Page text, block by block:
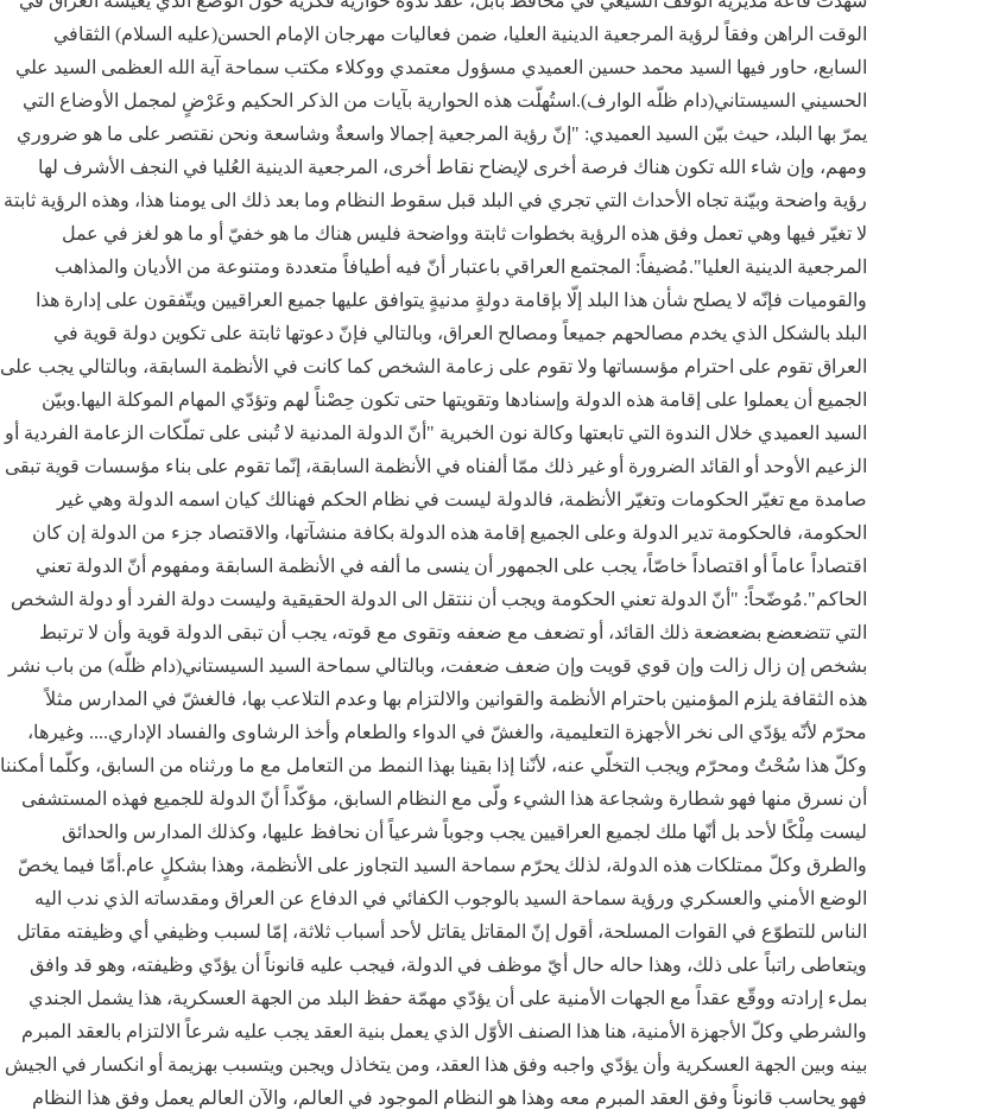
الوقت الراهن وفقاً لرؤية المرجعية الدينية العليا، ضمن فعاليات مهرجان الإمام الحسن(عليه السلام) الثقافي
السابع، حاور فيها السيد محمد حسين العميدي مسؤول معتمدي ووكلاء مكتب سماحة آية الله العظمى السيد علي
الحسيني السيستاني(دام ظلّه الوارف).استُهلّت هذه الحوارية بآيات من الذكر الحكيم وعَرْضٍ لمجمل الأوضاع التي
يمرّ بها البلد، حيث بيّن السيد العميدي: "إنّ رؤية المرجعية إجمالا واسعةٌ وشاسعة ونحن نقتصر على ما هو ضروري
ومهم، وإن شاء الله تكون هناك فرصة أخرى لإيضاح نقاط أخرى، المرجعية الدينية العُليا في النجف الأشرف لها
رؤية واضحة وبيّنة تجاه الأحداث التي تجري في البلد قبل سقوط النظام وما بعد ذلك الى يومنا هذا، وهذه الرؤية ثابتة
لا تغيّر فيها وهي تعمل وفق هذه الرؤية بخطوات ثابتة وواضحة فليس هناك ما هو خفيّ أو ما هو لغز في عمل
المرجعية الدينية العليا".مُضيفاً: المجتمع العراقي باعتبار أنّ فيه أطيافاً متعددة ومتنوعة من الأديان والمذاهب
والقوميات فإنّه لا يصلح شأن هذا البلد إلّا بإقامة دولةٍ مدنيةٍ يتوافق عليها جميع العراقيين ويتّفقون على إدارة هذا
البلد بالشكل الذي يخدم مصالحهم جميعاً ومصالح العراق، وبالتالي فإنّ دعوتها ثابتة على تكوين دولة قوية في
العراق تقوم على احترام مؤسساتها ولا تقوم على زعامة الشخص كما كانت في الأنظمة السابقة، وبالتالي يجب على
الجميع أن يعملوا على إقامة هذه الدولة وإسنادها وتقويتها حتى تكون حِصْناً لهم وتؤدّي المهام الموكلة اليها.وبيّن
السيد العميدي خلال الندوة التي تابعتها وكالة نون الخبرية "أنّ الدولة المدنية لا تُبنى على تملّكات الزعامة الفردية أو
الزعيم الأوحد أو القائد الضرورة أو غير ذلك ممّا ألفناه في الأنظمة السابقة، إنّما تقوم على بناء مؤسسات قوية تبقى
صامدة مع تغيّر الحكومات وتغيّر الأنظمة، فالدولة ليست في نظام الحكم فهنالك كيان اسمه الدولة وهي غير
الحكومة، فالحكومة تدير الدولة وعلى الجميع إقامة هذه الدولة بكافة منشآتها، والاقتصاد جزء من الدولة إن كان
اقتصاداً عاماً أو اقتصاداً خاصّاً، يجب على الجمهور أن ينسى ما ألفه في الأنظمة السابقة ومفهوم أنّ الدولة تعني
الحاكم".مُوضّحاً: "أنّ الدولة تعني الحكومة ويجب أن ننتقل الى الدولة الحقيقية وليست دولة الفرد أو دولة الشخص
التي تتضعضع بضعضعة ذلك القائد، أو تضعف مع ضعفه وتقوى مع قوته، يجب أن تبقى الدولة قوية وأن لا ترتبط
بشخص إن زال زالت وإن قوي قويت وإن ضعف ضعفت، وبالتالي سماحة السيد السيستاني(دام ظلّه) من باب نشر
هذه الثقافة يلزم المؤمنين باحترام الأنظمة والقوانين والالتزام بها وعدم التلاعب بها، فالغشّ في المدارس مثلاً
محرّم لأنّه يؤدّي الى نخر الأجهزة التعليمية، والغشّ في الدواء والطعام وأخذ الرشاوى والفساد الإداري.... وغيرها،
وكلّ هذا سُحْتٌ ومحرّم ويجب التخلّي عنه، لأنّنا إذا بقينا بهذا النمط من التعامل مع ما ورثناه من السابق، وكلّما أمكننا
أن نسرق منها فهو شطارة وشجاعة هذا الشيء ولّى مع النظام السابق، مؤكّداً أنّ الدولة للجميع فهذه المستشفى
ليست مِلْكًا لأحد بل أنّها ملك لجميع العراقيين يجب وجوباً شرعياً أن نحافظ عليها، وكذلك المدارس والحدائق
والطرق وكلّ ممتلكات هذه الدولة، لذلك يحرّم سماحة السيد التجاوز على الأنظمة، وهذا بشكلٍ عام.أمّا فيما يخصّ
الوضع الأمني والعسكري ورؤية سماحة السيد بالوجوب الكفائي في الدفاع عن العراق ومقدساته الذي ندب اليه
الناس للتطوّع في القوات المسلحة، أقول إنّ المقاتل يقاتل لأحد أسباب ثلاثة، إمّا لسبب وظيفي أي وظيفته مقاتل
ويتعاطى راتباً على ذلك، وهذا حاله حال أيّ موظف في الدولة، فيجب عليه قانوناً أن يؤدّي وظيفته، وهو قد وافق
بملء إرادته ووقّع عقداً مع الجهات الأمنية على أن يؤدّي مهمّة حفظ البلد من الجهة العسكرية، هذا يشمل الجندي
والشرطي وكلّ الأجهزة الأمنية، هنا هذا الصنف الأوّل الذي يعمل بنية العقد يجب عليه شرعاً الالتزام بالعقد المبرم
بينه وبين الجهة العسكرية وأن يؤدّي واجبه وفق هذا العقد، ومن يتخاذل ويجبن ويتسبب بهزيمة أو انكسار في الجيش
فهو يحاسب قانوناً وفق العقد المبرم معه وهذا هو النظام الموجود في العالم، والآن العالم يعمل وفق هذا النظام